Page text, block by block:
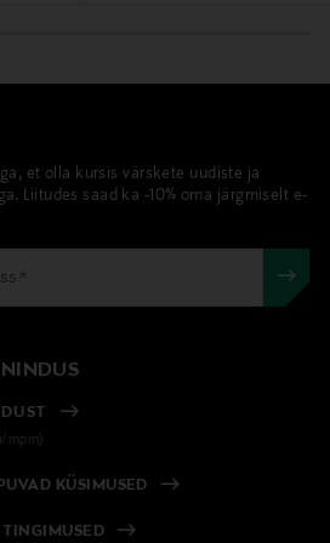
et olla kursis värskete uudiste ja
Liitudes saad ka -10% oma järgmiselt e-
mpm)
KÜSIMUSED